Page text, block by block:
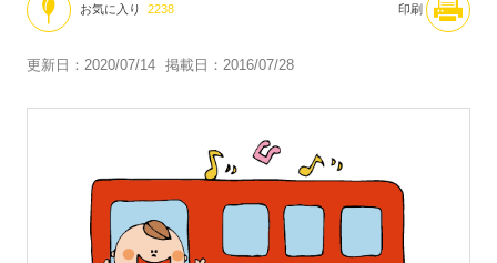
お気に入り 2238 印刷
更新日：2020/07/14 掲載日：2016/07/28